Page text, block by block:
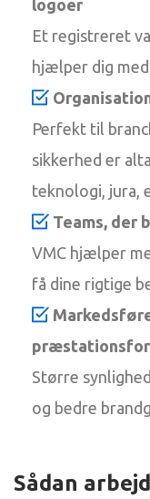
logoer
Et registreret
hjælper dig
Perfekt til
sikkerhed er
teknologi, jura,
Teams, der
VMC hjælper
få dine rigtige
Større
og bedre
Sådan